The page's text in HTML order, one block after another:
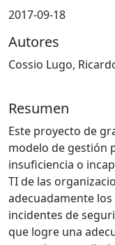
2017-09-18
Autores
Cossio Lugo,
Resumen
Este proyecto de
modelo de gestión
insuficiencia o
TI de las
adecuadamente
incidentes de
que logre una